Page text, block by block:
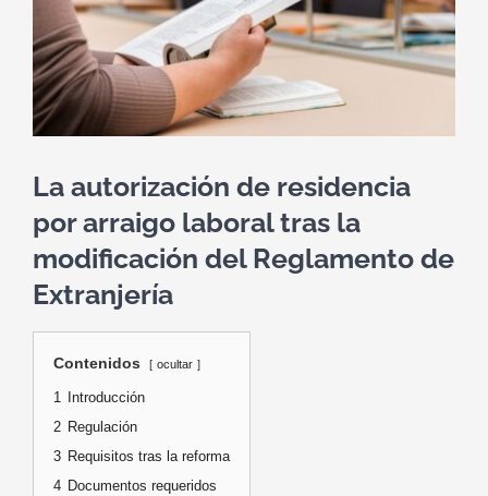
La autorización de residencia
por arraigo laboral tras la
modificación del Reglamento de
Extranjería
Contenidos ocultar
1
Introducción
2 Regulación
3 Requisitos tras la reforma
4 Documentos requeridos